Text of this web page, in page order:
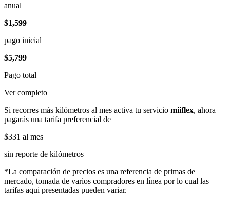
anual
$1,599
pago inicial
$5,799
Pago total
Ver completo
Si recorres más kilómetros al mes activa tu servicio miiflex, ahora
pagarás una tarifa preferencial de
$331 al mes
sin reporte de kilómetros
*La comparación de precios es una referencia de primas de
mercado, tomada de varios compradores en línea por lo cual las
tarifas aqui presentadas pueden variar.